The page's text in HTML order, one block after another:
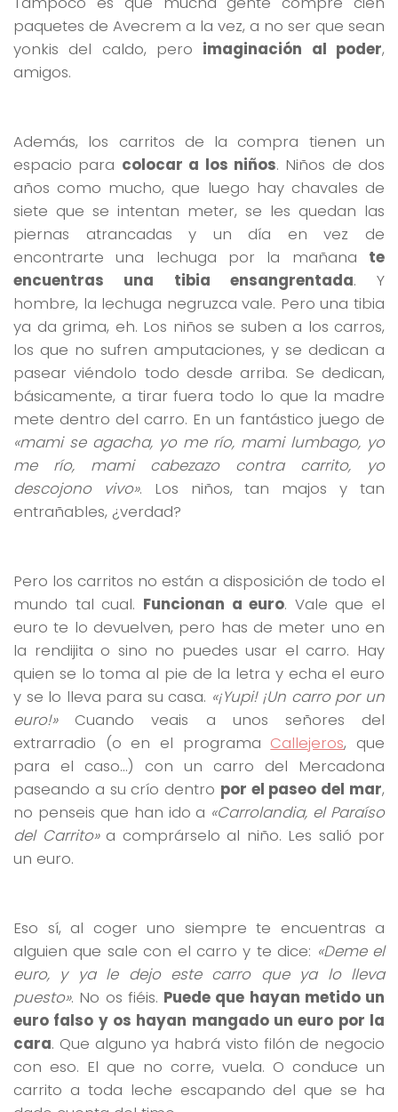
paquetes de Avecrem a la vez, a no ser que sean
yonkis del caldo, pero imaginación al poder,
amigos.
Además, los carritos de la compra tienen un
espacio para colocar a los niños. Niños de dos
años como mucho, que luego hay chavales de
siete que se intentan meter, se les quedan las
piernas atrancadas y un día en vez de
encontrarte una lechuga por la mañana te
encuentras una tibia ensangrentada. Y
hombre, la lechuga negruzca vale. Pero una tibia
ya da grima, eh. Los niños se suben a los carros,
los que no sufren amputaciones, y se dedican a
pasear viéndolo todo desde arriba. Se dedican,
básicamente, a tirar fuera todo lo que la madre
mete dentro del carro. En un fantástico juego de
«mami se agacha, yo me río, mami lumbago, yo
me río, mami cabezazo contra carrito, yo
descojono vivo». Los niños, tan majos y tan
entrañables, ¿verdad?
Pero los carritos no están a disposición de todo el
mundo tal cual. Funcionan a euro. Vale que el
euro te lo devuelven, pero has de meter uno en
la rendijita o sino no puedes usar el carro. Hay
quien se lo toma al pie de la letra y echa el euro
y se lo lleva para su casa. «¡Yupi! ¡Un carro por un
euro!»Cuando veais a unos señores del
extrarradio (o en el programa Callejeros, que
para el caso…) con un carro del Mercadona
paseando a su crío dentro por el paseo del mar,
no penseis que han ido a «Carrolandia, el Paraíso
del Carrito»a comprárselo al niño. Les salió por
un euro.
Eso sí, al coger uno siempre te encuentras a
alguien que sale con el carro y te dice: «Deme el
euro, y ya le dejo este carro que ya lo lleva
puesto». No os fiéis. Puede que hayan metido un
euro falso y os hayan mangado un euro por la
cara. Que alguno ya habrá visto filón de negocio
con eso. El que no corre, vuela. O conduce un
carrito a toda leche escapando del que se ha